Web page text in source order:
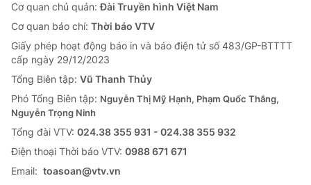
Cơ quan chủ quản:Đài Truyền hình Việt Nam
Cơ quan báo chí: Thời báo VTV
Giấy phép hoạt động báo in và báo điện tử số 483/GP-BTTTT
cấp ngày 29/12/2023
Tổng Biên tập: Vũ Thanh Thủy
Phó Tổng Biên tập: Nguyễn Thị Mỹ Hạnh, Phạm Quốc Thắng,
Nguyễn Trọng Ninh
Tổng đài VTV: 024.38 355 931 - 024.38 355 932
Ðiện thoại Thời báo VTV: 0988 671 671
Email: toasoan@vtv.vn